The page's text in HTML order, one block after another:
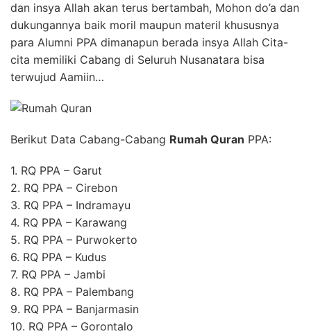
dan insya Allah akan terus bertambah, Mohon do’a dan
dukungannya baik moril maupun materil khususnya
para Alumni PPA dimanapun berada insya Allah Cita-
cita memiliki Cabang di Seluruh Nusanatara bisa
terwujud Aamiin…
Berikut Data Cabang-Cabang Rumah Quran PPA:
1. RQ PPA – Garut
2. RQ PPA – Cirebon
3. RQ PPA – Indramayu
4. RQ PPA – Karawang
5. RQ PPA – Purwokerto
6. RQ PPA – Kudus
7. RQ PPA – Jambi
8. RQ PPA – Palembang
9. RQ PPA – Banjarmasin
10. RQ PPA – Gorontalo